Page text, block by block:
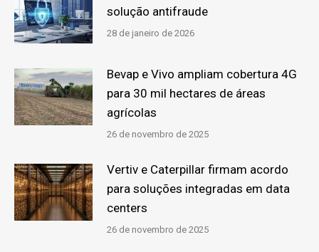
solução antifraude
28 de janeiro de 2026
Bevap e Vivo ampliam cobertura 4G
para 30 mil hectares de áreas
agrícolas
26 de novembro de 2025
Vertiv e Caterpillar firmam acordo
para soluções integradas em data
centers
26 de novembro de 2025